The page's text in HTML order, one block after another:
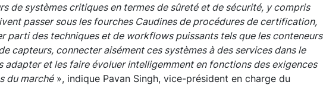
de systèmes critiques en termes de sûreté et de sécurité, y compris
passer sous les fourches Caudines de procédures de certification,
parti des techniques et de workflows puissants tels que les conteneurs
capteurs, connecter aisément ces systèmes à des services dans le
adapter et les faire évoluer intelligemment en fonctions des exigences
du marché», indique Pavan Singh, vice-président en charge du